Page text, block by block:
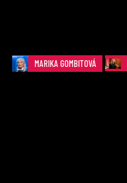
MARIKA GOMBITOVÁ